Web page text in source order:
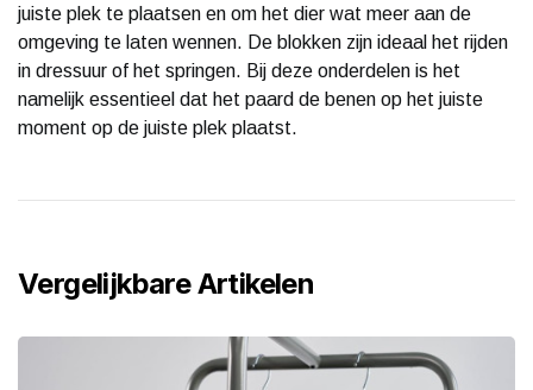
juiste plek te plaatsen en om het dier wat meer aan de
omgeving te laten wennen. De blokken zijn ideaal het rijden
in dressuur of het springen. Bij deze onderdelen is het
namelijk essentieel dat het paard de benen op het juiste
moment op de juiste plek plaatst.
Vergelijkbare Artikelen